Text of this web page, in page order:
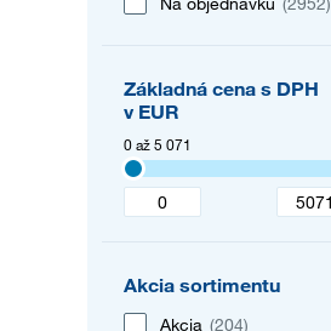
Základná cena s DPH
v EUR
0 až 5 071
Akcia sortimentu
Akcia (204)